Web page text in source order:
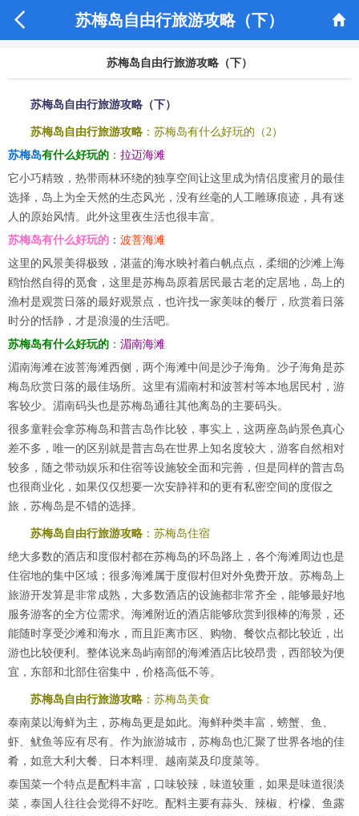
 苏梅岛自由行旅游攻略（下） 
苏梅岛自由行旅游攻略（下）
苏梅岛自由行旅游攻略（下）
苏梅岛自由行旅游攻略 ：苏梅岛有什么好玩的（2）
苏梅岛有什么好玩的 ： 拉迈海滩
它小巧精致，热带雨林环绕的独享空间让这里成为情侣度蜜月的最佳
选择，岛上为全天然的生态风光，没有丝毫的人工雕琢痕迹，具有迷
人的原始风情。此外这里夜生活也很丰富。
苏梅岛有什么好玩的 ： 波菩海滩
这里的风景美得极致，湛蓝的海水映衬着白帆点点，柔细的沙滩上海
鸥怡然自得的觅食，这里是苏梅岛原着居民最古老的定居地，岛上的
渔村是观赏日落的最好观景点，也许找一家美味的餐厅，欣赏着日落
时分的恬静，才是浪漫的生活吧。
苏梅岛有什么好玩的 ： 湄南海滩
湄南海滩在波菩海滩西侧，两个海滩中间是沙子海角。沙子海角是苏
梅岛欣赏日落的最佳场所。这里有湄南村和波菩村等本地居民村，游
客较少。湄南码头也是苏梅岛通往其他离岛的主要码头。
很多童鞋会拿苏梅岛和普吉岛作比较，事实上，这两座岛屿景色真心
差不多，唯一的区别就是普吉岛在世界上知名度较大，游客自然相对
较多，随之带动娱乐和住宿等设施较全面和完善，但是同样的普吉岛
也很商业化，如果仅仅想要一次安静祥和的更有私密空间的度假之
旅，苏梅岛是不错的选择。
苏梅岛自由行旅游攻略 ：苏梅岛住宿
绝大多数的酒店和度假村都在苏梅岛的环岛路上，各个海滩周边也是
住宿地的集中区域；很多海滩属于度假村但对外免费开放。苏梅岛上
旅游开发算是非常成熟，大多数酒店的设施都非常齐全，能够最好地
服务游客的全方位需求。海滩附近的酒店能够欣赏到很棒的海景，还
能随时享受沙滩和海水，而且距离市区、购物、餐饮点都比较近，出
游也比较便利。整体说来岛屿南部的海滩酒店比较昂贵，西部较为便
宜，东部和北部住宿集中，价格高低不等。
苏梅岛自由行旅游攻略 ：苏梅岛美食
泰南菜以海鲜为主，苏梅岛更是如此。海鲜种类丰富，螃蟹、鱼、
虾、鱿鱼等应有尽有。作为旅游城市，苏梅岛也汇聚了世界各地的佳
肴，如意大利大餐、日本料理、越南菜及印度菜等。
泰国菜一个特点是配料丰富，口味较辣，味道较重，如果是味道很淡
菜，泰国人往往会觉得不好吃。配料主要有蒜头、辣椒、柠檬、鱼露